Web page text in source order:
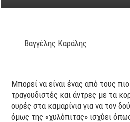
Βαγγέλης Καράλης
Μπορεί να είναι ένας από τους
τραγουδιστές και άντρες με τα
ουρές στα καμαρίνια για να τον
όμως της «χυλόπιτας» ισχύει